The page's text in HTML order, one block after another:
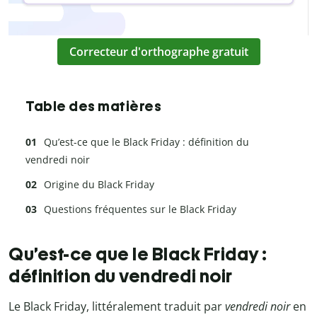
Correcteur d'orthographe gratuit
Table des matières
Qu’est-ce que le Black Friday : définition du
vendredi noir
Origine du Black Friday
Questions fréquentes sur le Black Friday
Qu’est-ce que le Black Friday :
définition du vendredi noir
Le Black Friday, littéralement traduit parvendredi noiren